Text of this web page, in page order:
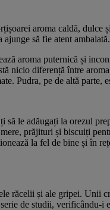
aroma caldă, dulce
să fie atent ambalată.
aroma puternică și
nicio diferență între
Pudra, pe de altă parte,
să le adăugați la orezul
prăjituri și biscuiți
la fel de bine și în
răcelii și ale gripei. Unii
de studii, verificându-i